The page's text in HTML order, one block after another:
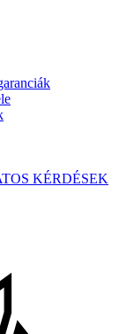
KÉRDÉSEK